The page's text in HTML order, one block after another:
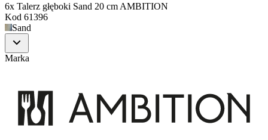
6x Talerz głęboki Sand 20 cm AMBITION
Kod 61396
Sand
Marka